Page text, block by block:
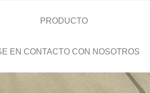
PRODUCTO
EN CONTACTO CON NOSOTROS